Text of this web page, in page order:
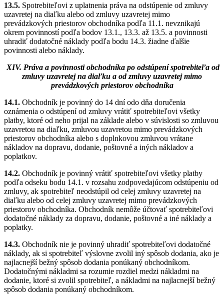
13.5. Spotrebiteľovi z uplatnenia práva na odstúpenie od zmluvy
uzavretej na diaľku alebo od zmluvy uzavretej mimo
prevádzkových priestorov obchodníka podľa 11.1. nevznikajú
okrem povinností podľa bodov 13.1., 13.3. až 13.5. a povinnosti
uhradiť dodatočné náklady podľa bodu 14.3. žiadne ďalšie
povinnosti alebo náklady.
XIV. Práva a povinnosti obchodníka po odstúpení spotrebiteľa od
zmluvy uzavretej na diaľku a od zmluvy uzavretej mimo
prevádzkových priestorov obchodníka
14.1. Obchodník je povinný do 14 dní odo dňa doručenia
oznámenia o odstúpení od zmluvy vrátiť spotrebiteľovi všetky
platby, ktoré od neho prijal na základe alebo v súvislosti so zmluvou
uzavretou na diaľku, zmluvou uzavretou mimo prevádzkových
priestorov obchodníka alebo s doplnkovou zmluvou vrátane
nákladov na dopravu, dodanie, poštovné a iných nákladov a
poplatkov.
14.2. Obchodník je povinný vrátiť spotrebiteľovi všetky platby
podľa odseku bodu 14.1. v rozsahu zodpovedajúcom odstúpeniu od
zmluvy, ak spotrebiteľ neodstúpil od celej zmluvy uzavretej na
diaľku alebo od celej zmluvy uzavretej mimo prevádzkových
priestorov obchodníka. Obchodník nemôže účtovať spotrebiteľovi
dodatočné náklady za dopravu, dodanie, poštovné a iné náklady a
poplatky.
14.3. Obchodník nie je povinný uhradiť spotrebiteľovi dodatočné
náklady, ak si spotrebiteľ výslovne zvolil iný spôsob dodania, ako je
najlacnejší bežný spôsob dodania ponúkaný obchodníkom.
Dodatočnými nákladmi sa rozumie rozdiel medzi nákladmi na
dodanie, ktoré si zvolil spotrebiteľ, a nákladmi na najlacnejší bežný
spôsob dodania ponúkaný obchodníkom.